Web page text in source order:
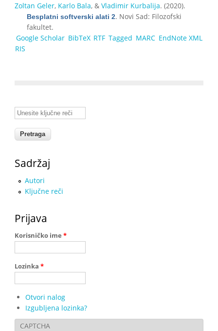
Zoltan Geler, Karlo Bala, & Vladimir Kurbalija. (2020).
Besplatni softverski alati 2. Novi Sad: Filozofski
fakultet.
Google Scholar BibTeX RTF Tagged MARC EndNote XML
RIS
Unesite ključne reči
Sadržaj
Autori
Ključne reči
Prijava
Korisničko ime *
Lozinka *
Otvori nalog
Izgubljena lozinka?
CAPTCHA